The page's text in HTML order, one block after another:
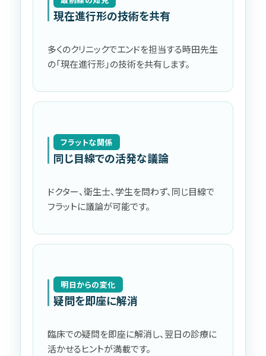
現在進行形の技術を共有
多くのクリニックでエンドを担当する時田先生
の「現在進行形」の技術を共有します。
フラットな関係
同じ目線での活発な議論
ドクター、衛生士、学生を問わず、同じ目線で
フラットに議論が可能です。
明日からの変化
疑問を即座に解消
臨床での疑問を即座に解消し、翌日の診療に
活かせるヒントが満載です。